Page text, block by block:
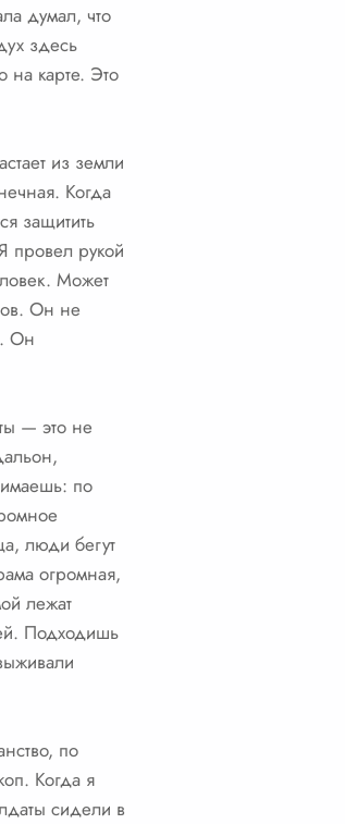
думал, что
здесь
на карте. Это
из земли
Когда
защитить
провел рукой
Может
Он не
Он
— это не
по
люди бегут
огромная,
лежат
Подходишь
по
Когда я
сидели в